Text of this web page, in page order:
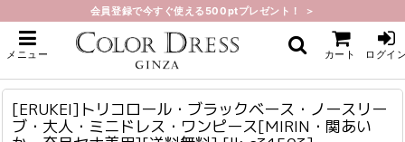
会員登録で今すぐ使える500ptプレゼント！ ＞
メニュー カート ログイ
ホーム > ミニ・ショート
[ERUKEI]トリコロール・ブラックベース・ノースリーブ・大人・ミニドレス・
ワンピース[MIRIN・関あいか・奈月セナ着用][送料無料]
[ERUKEI]トリコロール・ブラックベース・ノースリー
ブ・大人・ミニドレス・ワンピース[MIRIN・関あい